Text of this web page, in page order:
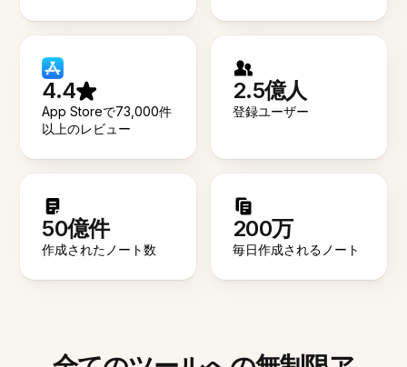
4.4
App Storeで73,000件
以上のレビュー
2.5億人
登録ユーザー
50億件
作成されたノート数
200万
毎日作成されるノート